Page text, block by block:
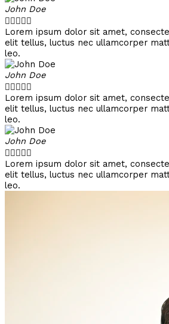
John Doe

Lorem ipsum dolor sit amet,
elit tellus, luctus nec ullamcorper
leo.
John Doe

Lorem ipsum dolor sit amet,
elit tellus, luctus nec ullamcorper
leo.
John Doe

Lorem ipsum dolor sit amet,
elit tellus, luctus nec ullamcorper
leo.